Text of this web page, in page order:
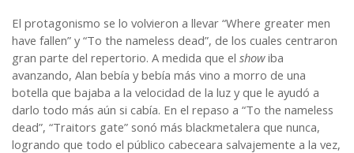
El protagonismo se lo volvieron a llevar “Where greater men
have fallen” y “To the nameless dead”, de los cuales centraron
gran parte del repertorio. A medida que el showiba
avanzando, Alan bebía y bebía más vino a morro de una
botella que bajaba a la velocidad de la luz y que le ayudó a
darlo todo más aún si cabía. En el repaso a “To the nameless
dead”, “Traitors gate” sonó más blackmetalera que nunca,
logrando que todo el público cabeceara salvajemente a la vez,